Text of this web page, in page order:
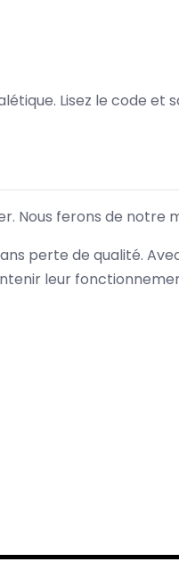
Lisez le code et
Nous ferons de notre
perte de qualité.
leur